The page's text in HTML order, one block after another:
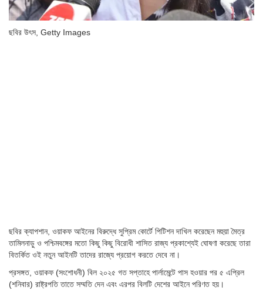
ছবির উৎস, Getty Images
ছবির ক্যাপশান, ওয়াকফ আইনের বিরুদ্ধে সুপ্রিম কোর্টে পিটিশন দাখিল করেছেন মহুয়া মৈত্র
তামিলনাড়ু ও পশ্চিমবঙ্গের মতো কিছু কিছু বিরোধী শাসিত রাজ্য প্রকাশ্যেই ঘোষণা করেছে তারা
বিতর্কিত ওই নতুন আইনটি তাদের রাজ্যে প্রয়োগ করতে দেবে না।
প্রসঙ্গত, ওয়াকফ (সংশোধনী) বিল ২০২৫ গত সপ্তাহে পার্লামেন্টে পাস হওয়ার পর ৫ এপ্রিল
(শনিবার) রাষ্ট্রপতি তাতে সম্মতি দেন এবং এরপর বিলটি দেশের আইনে পরিণত হয়।